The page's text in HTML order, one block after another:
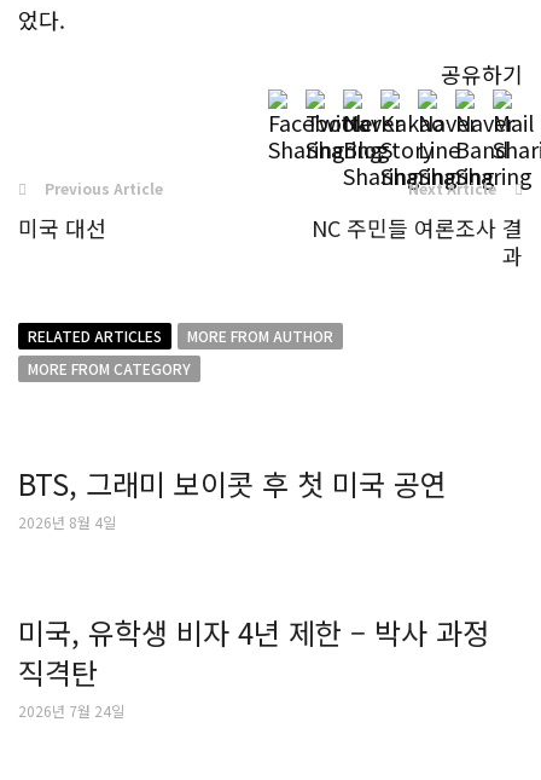
었다.
공유하기
Previous Article
미국 대선
Next Article
NC 주민들 여론조사 결
과
RELATED ARTICLES
MORE FROM AUTHOR
MORE FROM CATEGORY
BTS, 그래미 보이콧 후 첫 미국 공연
2026년 8월 4일
미국, 유학생 비자 4년 제한 – 박사 과정
직격탄
2026년 7월 24일